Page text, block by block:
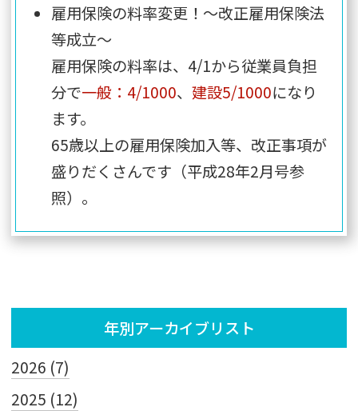
雇用保険の料率変更！～改正雇用保険法
等成立～
雇用保険の料率は、4/1から従業員負担
分で一般：4/1000、 建設5/1000になり
ます。
65歳以上の雇用保険加入等、改正事項が
盛りだくさんです（平成28年2月号参
照）。
年別アーカイブリスト
2026 (7)
2025 (12)